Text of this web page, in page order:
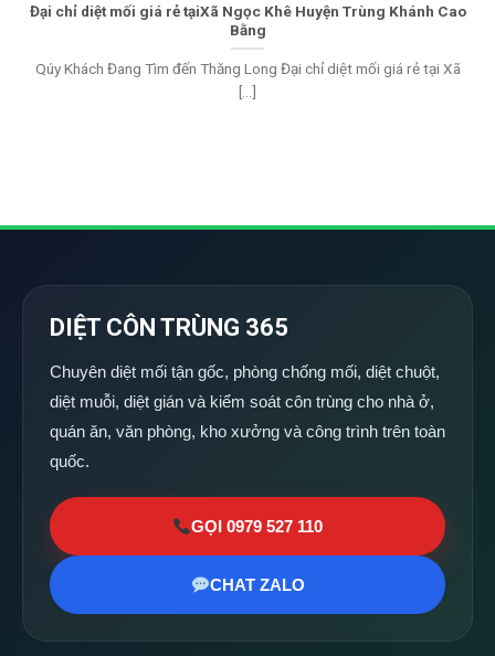
Đại chỉ diệt mối giá rẻ tạiXã Ngọc Khê Huyện Trùng Khánh Cao
Bằng
Qúy Khách Đang Tìm đến Thăng Long Đại chỉ diệt mối giá rẻ tại Xã
[...]
DIỆT CÔN TRÙNG 365
Chuyên diệt mối tận gốc, phòng chống mối, diệt chuột,
diệt muỗi, diệt gián và kiểm soát côn trùng cho nhà ở,
quán ăn, văn phòng, kho xưởng và công trình trên toàn
quốc.
GỌI 0979 527 110
CHAT ZALO